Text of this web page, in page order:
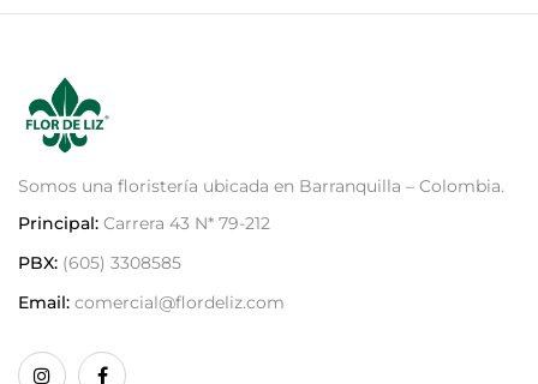
Somos una floristería ubicada en Barranquilla – Colombia.
Principal: Carrera 43 N* 79-212
PBX: (605) 3308585
Email: comercial@flordeliz.com